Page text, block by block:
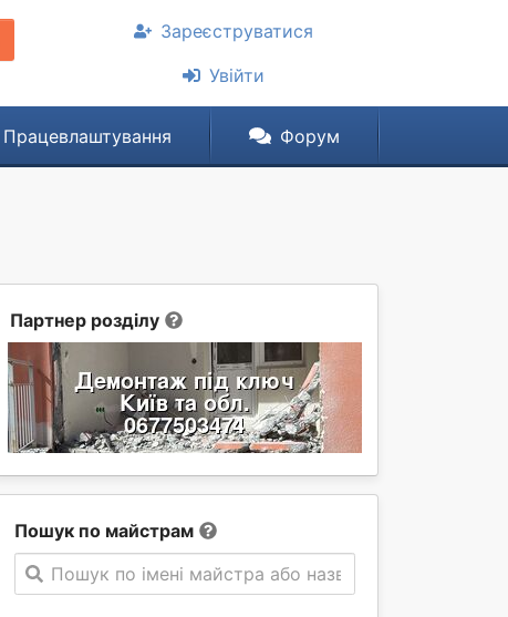
Зареєструватися
Увійти
Працевлаштування Форум
Партнер розділу
Пошук по майстрам
Пошук по імені майстра або назві компанії